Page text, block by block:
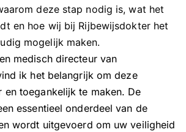
deze stap nodig is, wat het
en hoe wij bij Rijbewijsdokter het
mogelijk maken.
medisch directeur van
ik het belangrijk om deze
en toegankelijk te maken. De
essentieel onderdeel van de
wordt uitgevoerd om uw veiligheid